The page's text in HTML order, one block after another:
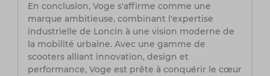
En conclusion, Voge s'affirme comme une
marque ambitieuse, combinant l'expertise
industrielle de Loncin à une vision moderne de
la mobilité urbaine. Avec une gamme de
scooters alliant innovation, design et
performance, Voge est prête à conquérir le cœur